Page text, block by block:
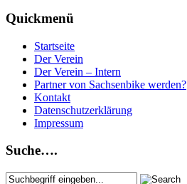
Quickmenü
Startseite
Der Verein
Der Verein – Intern
Partner von Sachsenbike werden?
Kontakt
Datenschutzerklärung
Impressum
Suche….